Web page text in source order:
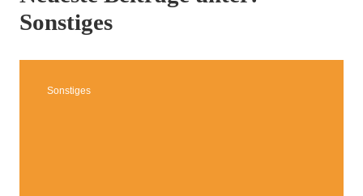
Sonstiges
Sonstiges